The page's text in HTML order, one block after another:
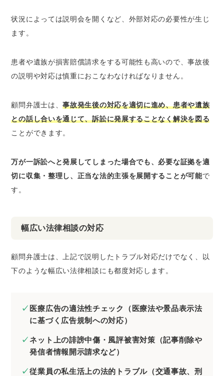
状況によっては説明会を開くなど、外部対応の必要性が生じ
ます。
患者や遺族が損害賠償請求をする可能性も高いので、事故後
の説明や対応は慎重におこなわなければなりません。
顧問弁護士は、事故発生後の対応を適切に進め、患者や遺族
との話し合いを通じて、訴訟に発展することなく解決を図る
ことができます。
万が一訴訟へと発展してしまった場合でも、必要な証拠を適
切に収集・整理し、正当な法的主張を展開することが可能で
す。
幅広い法律相談の対応
顧問弁護士は、上記で説明したトラブル対応だけでなく、以
下のような幅広い法律相談にも都度対応します。
医療広告の適法性チェック（医療法や景品表示法
に基づく広告規制への対応）
ネット上の誹謗中傷・風評被害対策（記事削除や
発信者情報開示請求など）
従業員の私生活上の法的トラブル（交通事故、刑